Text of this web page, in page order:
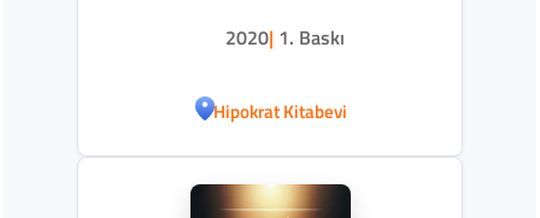
2020| 1. Baskı
Hipokrat Kitabevi